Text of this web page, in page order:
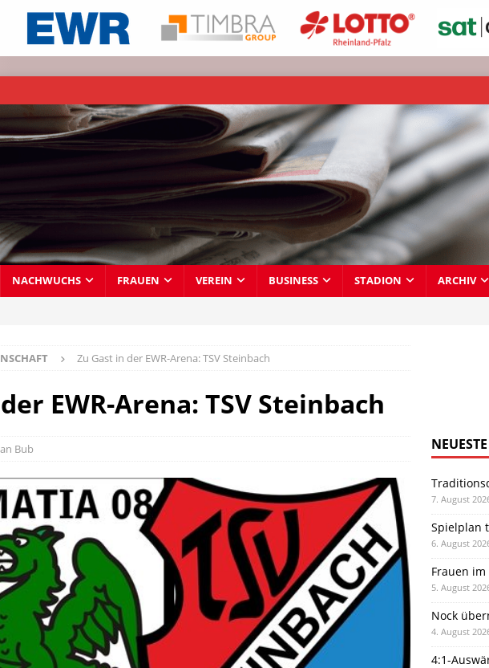
NACHWUCHS FRAUEN VEREIN BUSINESS STADION ARCHIV
Zu Gast in der EWR-Arena: TSV Steinbach
EWR-Arena: TSV Steinbach
Bub
7. August
Spielplan
6. August
Frauen im
5. August
Nock
4. August
4:1-